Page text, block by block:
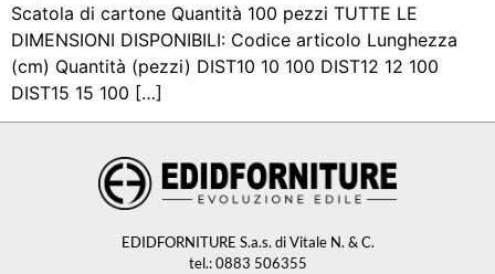
Scatola di cartone Quantità 100 pezzi TUTTE LE
DIMENSIONI DISPONIBILI: Codice articolo Lunghezza
(cm) Quantità (pezzi) DIST10 10 100 DIST12 12 100
DIST15 15 100 […]
EDIDFORNITURE S.a.s. di Vitale N. & C.
tel.: 0883 506355